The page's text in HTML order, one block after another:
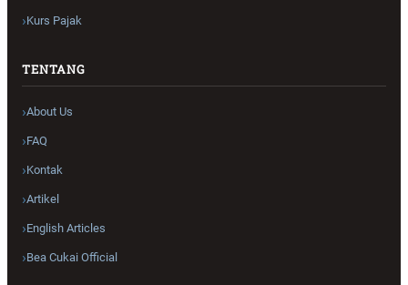
Kurs Pajak
TENTANG
About Us
FAQ
Kontak
Artikel
English Articles
Bea Cukai Official